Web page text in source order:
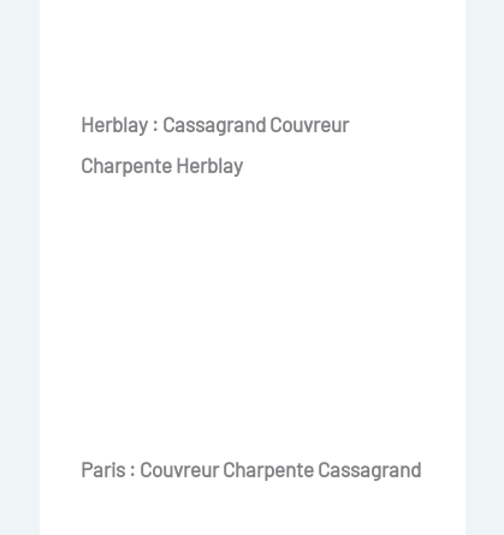
Herblay : Cassagrand Couvreur
Charpente Herblay
Paris : Couvreur Charpente Cassagrand